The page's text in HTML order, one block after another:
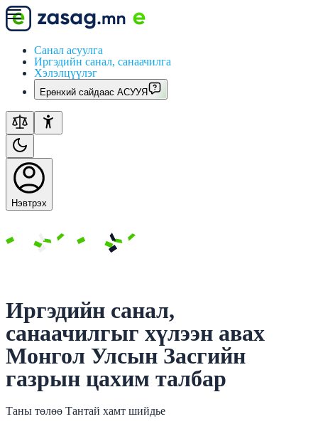
Санал асуулга
Иргэдийн санал, санаачилга
Хэлэлцүүлэг
Ерөнхий сайдаас АСУУЯ
Нэвтрэх
Иргэдийн санал,
санаачилгыг хүлээн авах
Монгол Улсын Засгийн
газрын цахим талбар
Таны төлөө Тантай хамт шийдье